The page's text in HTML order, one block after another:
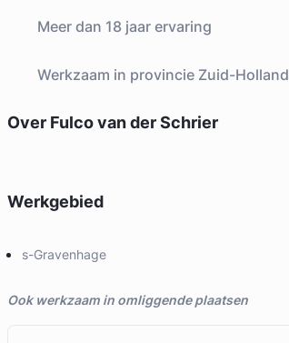
Meer dan 18 jaar ervaring
Werkzaam in provincie Zuid-Holland
Over Fulco van der Schrier
Werkgebied
s-Gravenhage
Ook werkzaam in omliggende plaatsen